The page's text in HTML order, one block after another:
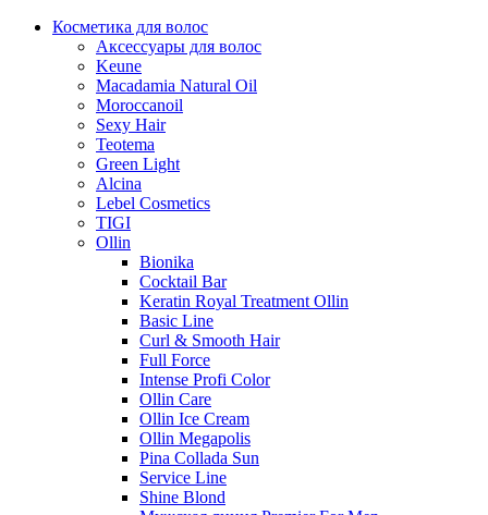
Косметика для волос
Аксессуары для волос
Keune
Macadamia Natural Oil
Moroccanoil
Sexy Hair
Teotema
Green Light
Alcina
Lebel Cosmetics
TIGI
Ollin
Bionika
Cocktail Bar
Keratin Royal Treatment Ollin
Basic Line
Curl & Smooth Hair
Full Force
Intense Profi Color
Ollin Care
Ollin Ice Cream
Ollin Megapolis
Pina Collada Sun
Service Line
Shine Blond